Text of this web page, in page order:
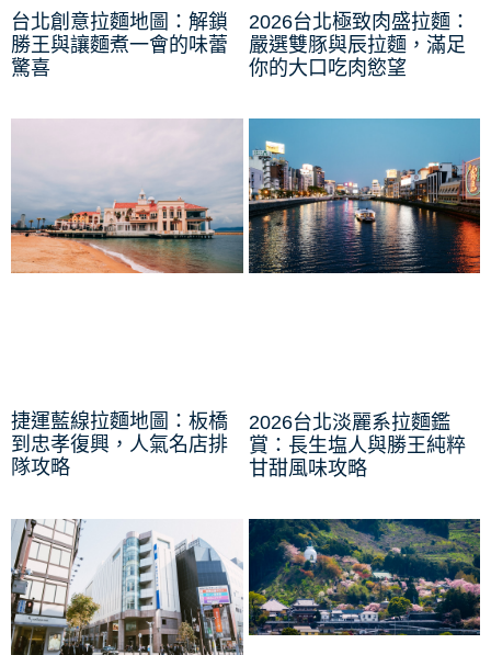
台北創意拉麵地圖：解鎖
勝王與讓麵煮一會的味蕾
驚喜
2026台北極致肉盛拉麵：
嚴選雙豚與辰拉麵，滿足
你的大口吃肉慾望
捷運藍線拉麵地圖：板橋
到忠孝復興，人氣名店排
隊攻略
2026台北淡麗系拉麵鑑
賞：長生塩人與勝王純粹
甘甜風味攻略